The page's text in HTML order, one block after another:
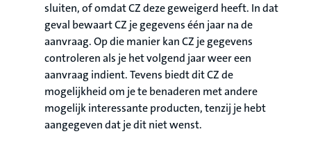
sluiten, of omdat CZ deze geweigerd heeft. In dat
geval bewaart CZ je gegevens één jaar na de
aanvraag. Op die manier kan CZ je gegevens
controleren als je het volgend jaar weer een
aanvraag indient. Tevens biedt dit CZ de
mogelijkheid om je te benaderen met andere
mogelijk interessante producten, tenzij je hebt
aangegeven dat je dit niet wenst.